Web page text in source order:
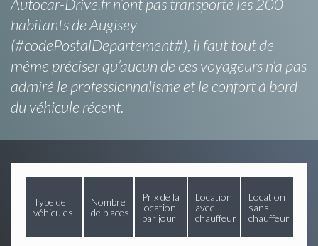
Autocar-Drive.fr n’ont pas transporté les 200
habitants de Augisey
(#codePostalDepartement#), il faut tout de
même préciser qu’aucun de ces voyageurs n’a pas
admiré le professionnalisme et le confort à bord
du véhicule récent.
Type de
véhicules
Nombre
de places
Prix de la
location
par jour
Location
avec
chauffeur
Location
sans
chauffeur